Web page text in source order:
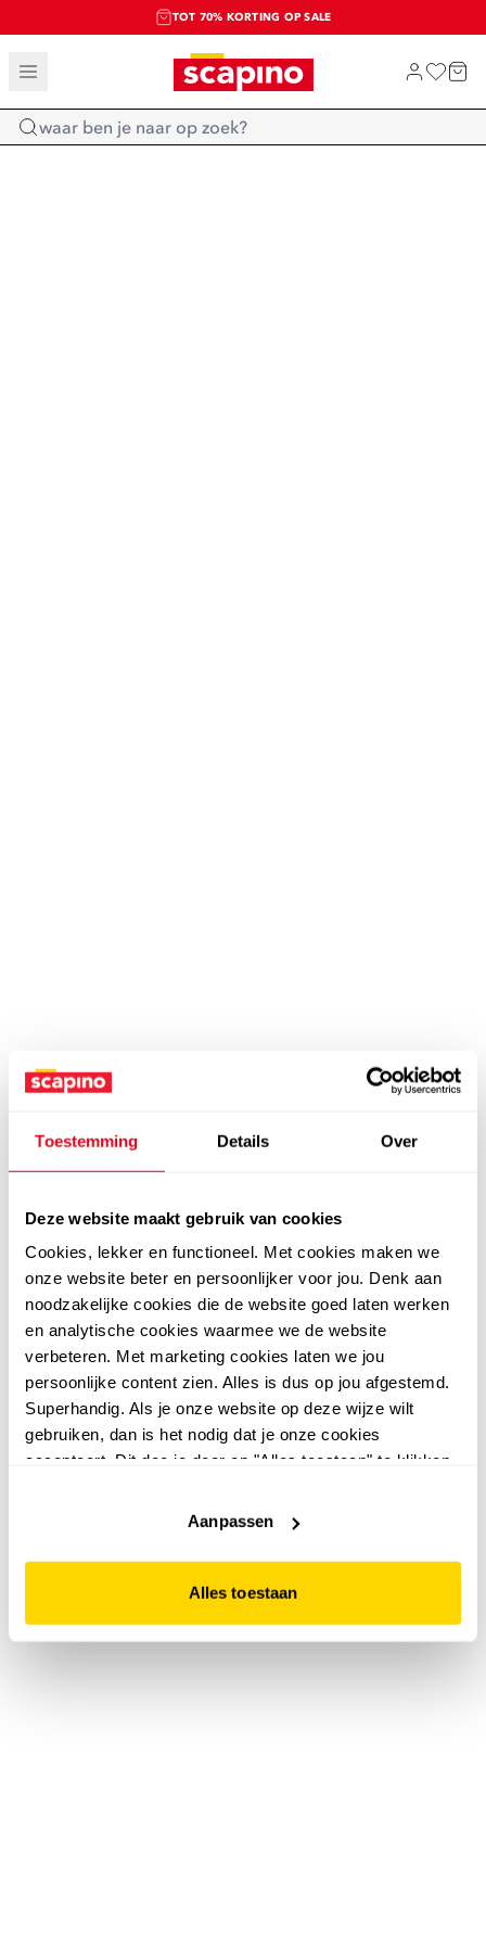
Toestemming Details Over
Deze website maakt gebruik van cookies
Cookies, lekker en functioneel. Met cookies maken we
onze website beter en persoonlijker voor jou. Denk aan
noodzakelijke cookies die de website goed laten werken
en analytische cookies waarmee we de website
verbeteren. Met marketing cookies laten we jou
persoonlijke content zien. Alles is dus op jou afgestemd.
Superhandig. Als je onze website op deze wijze wilt
gebruiken, dan is het nodig dat je onze cookies
accepteert. Dit doe je door op "Alles toestaan" te klikken.
website niet optimaal functioneert.
Aanpassen
Alles toestaan
TOT 70% KORTING OP SALE
SALE: LAATSTE KANS!
SHOP NIEUW
Home